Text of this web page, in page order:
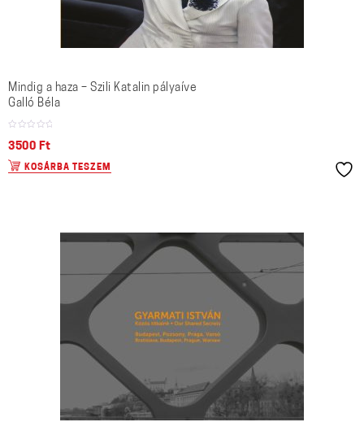
Mindig a haza – Szili Katalin pályaíve
Galló Béla
3500 Ft
KOSÁRBA TESZEM